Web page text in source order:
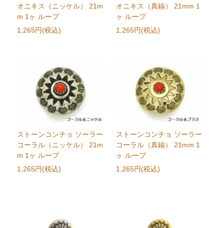
オニキス（ニッケル） 21m
m 1ヶ ループ
1,265円(税込)
オニキス（真鍮） 21mm 1
ヶ ループ
1,265円(税込)
ストーンコンチョ ソーラー
コーラル（ニッケル） 21m
m 1ヶ ループ
1,265円(税込)
ストーンコンチョ ソーラー
コーラル（真鍮） 21mm 1
ヶ ループ
1,265円(税込)